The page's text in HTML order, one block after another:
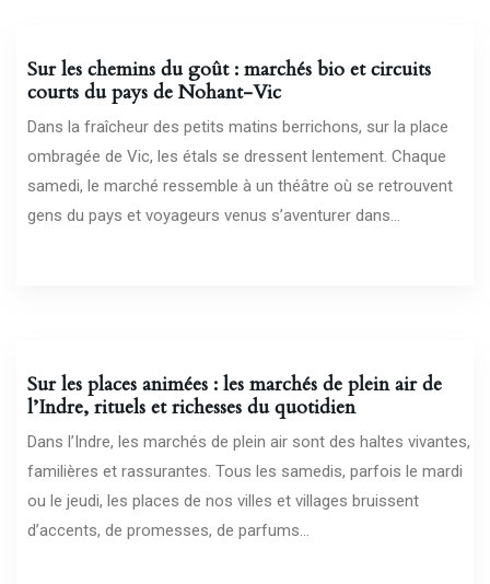
Sur les chemins du goût : marchés bio et circuits
courts du pays de Nohant-Vic
Dans la fraîcheur des petits matins berrichons, sur la place
ombragée de Vic, les étals se dressent lentement. Chaque
samedi, le marché ressemble à un théâtre où se retrouvent
gens du pays et voyageurs venus s’aventurer dans...
Sur les places animées : les marchés de plein air de
l’Indre, rituels et richesses du quotidien
Dans l’Indre, les marchés de plein air sont des haltes vivantes,
familières et rassurantes. Tous les samedis, parfois le mardi
ou le jeudi, les places de nos villes et villages bruissent
d’accents, de promesses, de parfums...